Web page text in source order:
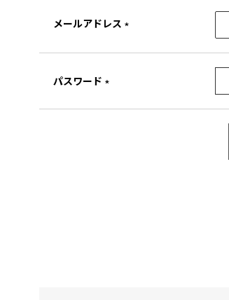
メールアドレス
パスワード